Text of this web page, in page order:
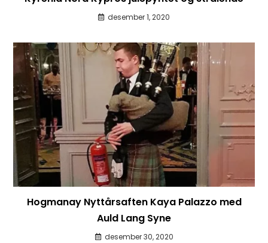
desember 1, 2020
Hogmanay Nyttårsaften Kaya Palazzo med
Auld Lang Syne
desember 30, 2020